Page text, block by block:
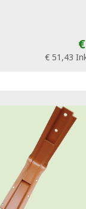
€ 51,43